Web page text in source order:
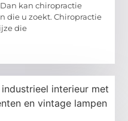
kan chiropractie
die u zoekt. Chiropractie
die